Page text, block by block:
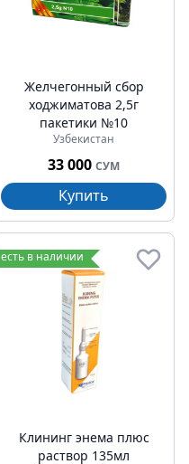
Желчегонный сбор
ходжиматова 2,5г
пакетики №10
Узбекистан
33 000 СУМ
Купить
есть в наличии
Клининг энема плюс
раствор 135мл